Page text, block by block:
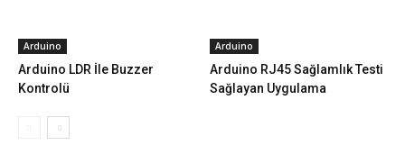
Arduino
Arduino LDR İle Buzzer
Kontrolü
Arduino
Arduino RJ45 Sağlamlık Testi
Sağlayan Uygulama